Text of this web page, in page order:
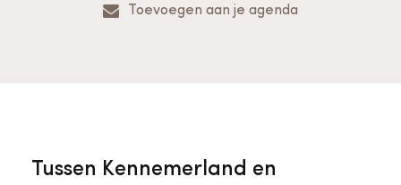
Geschiedenis van Zuid-Holland
Veelgestelde vragen
Jaarstukken Toevoegen aan je agenda
Tussen Kennemerland en